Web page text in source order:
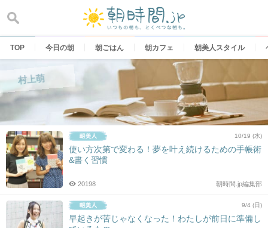
content
TOP 今日の朝 朝ごはん 朝カフェ 朝美人スタイル
村上萌
10/19 (水)
使い方次第で変わる！夢を叶え続けるための手帳術
&書く習慣
朝時間.jp編集部
20198
9/4 (日)
早起きが苦じゃなくなった！わたしが前日に準備し